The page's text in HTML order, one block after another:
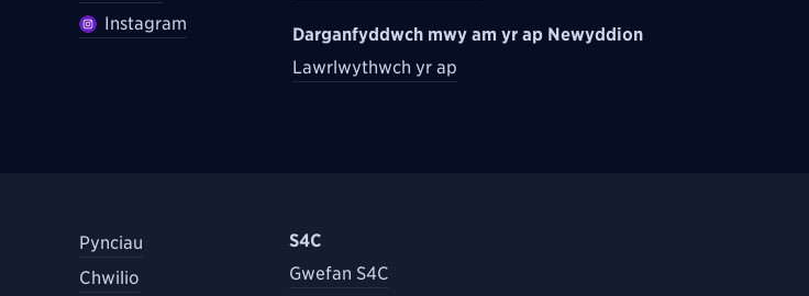
Instagram
Darganfyddwch mwy am yr ap Newyddion
Lawrlwythwch yr ap
Pynciau
Chwilio
S4C
Gwefan S4C